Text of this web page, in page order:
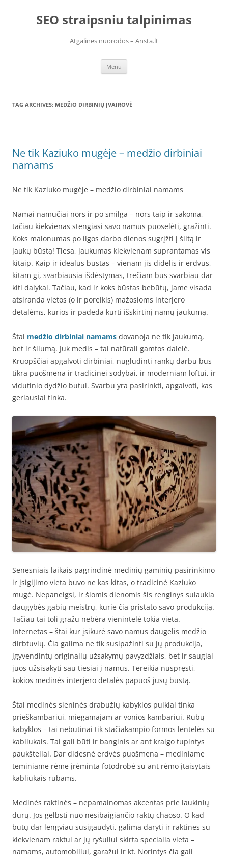
contentSEO straipsniu talpinimas
Atgalines nuorodos – Ansta.lt
Menu
TAG ARCHIVES: MEDŽIO DIRBINIŲ ĮVAIROVĖ
Ne tik Kaziuko mugėje – medžio dirbiniai
namams
Ne tik Kaziuko mugėje – medžio dirbiniai namams
Namai namučiai nors ir po smilga – nors taip ir sakoma,
tačiau kiekvienas stengiasi savo namus puoselėti, gražinti.
Koks malonumas po ilgos darbo dienos sugrįžti į šiltą ir
jaukų būstą! Tiesa, jaukumas kiekvienam suprantamas vis
kitaip. Kaip ir idealus būstas – vienam jis didelis ir erdvus,
kitam gi, svarbiausia išdėstymas, trečiam bus svarbiau dar
kiti dalykai. Tačiau, kad ir koks būstas bebūtų, jame visada
atsiranda vietos (o ir poreikis) mažosioms interjero
detalėms, kurios ir padeda kurti išskirtinį namų jaukumą.
Štai medžio dirbiniai namams dovanoja ne tik jaukumą,
bet ir šilumą. Juk medis – tai natūrali gamtos dalelė.
Kruopščiai apgalvoti dirbiniai, nugludinti rankų darbu bus
tikra puošmena ir tradicinei sodybai, ir moderniam loftui, ir
vidutinio dydžio butui. Svarbu yra pasirinkti, apgalvoti, kas
geriausiai tinka.
Senesniais laikais pagrindinė medinių gaminių pasirinkimo
ir įsigijimo vieta buvo ne kas kitas, o tradicinė Kaziuko
mugė. Nepaneigsi, ir šiomis dienomis šis renginys sulaukia
daugybės gabių meistrų, kurie čia pristato savo produkciją.
Tačiau tai toli gražu nebėra vienintelė tokia vieta.
Internetas – štai kur įsikūrė savo namus daugelis medžio
dirbtuvių. Čia galima ne tik susipažinti su jų produkcija,
įgyvendintų originalių užsakymų pavyzdžiais, bet ir saugiai
juos užsisakyti sau tiesiai į namus. Tereikia nuspręsti,
kokios medinės interjero detalės papuoš jūsų būstą.
Štai medinės sieninės drabužių kabyklos puikiai tinka
prieškambariui, miegamajam ar vonios kambariui. Rūbų
kabyklos – tai nebūtinai tik stačiakampio formos lentelės su
kabliukais. Tai gali būti ir banginis ar ant kraigo tupintys
paukšteliai. Dar didesnė erdvės puošmena – mediniame
teminiame rėme įrėminta fotodrobė su ant rėmo įtaisytais
kabliukais rūbams.
Medinės raktinės – nepamainomas akcentas prie laukinių
durų. Jos gelbsti nuo nesibaigiančio raktų chaoso. O kad
būtų dar lengviau susigaudyti, galima daryti ir raktines su
kiekvienam raktui ar jų ryšuliui skirta specialia vieta –
namams, automobiliui, garažui ir kt. Norintys čia gali